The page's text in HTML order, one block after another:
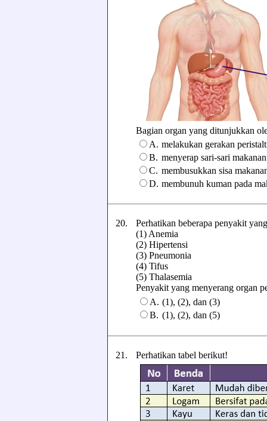
Bagian organ yang ditunjukkan
A. melakukan gerakan
B. menyerap sari-sari makanan
C. membusukkan sisa
D. membunuh kuman pada
20.
Perhatikan beberapa penyakit
(1) Anemia
(2) Hipertensi
(3) Pneumonia
(4) Tifus
(5) Thalasemia
Penyakit yang menyerang organ
A. (1), (2), dan (3)
B. (1), (2), dan (5)
21. Perhatikan tabel berikut!